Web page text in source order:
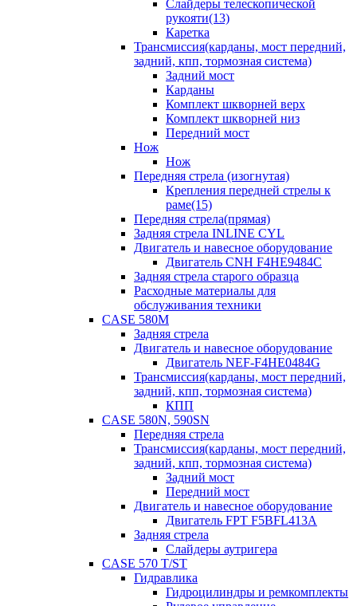
Слайдеры телескопической
рукояти(13)
Каретка
Трансмиссия(карданы, мост передний,
задний, кпп, тормозная система)
Задний мост
Карданы
Комплект шкворней верх
Комплект шкворней низ
Передний мост
Нож
Нож
Передняя стрела (изогнутая)
Крепления передней стрелы к
раме(15)
Передняя стрела(прямая)
Задняя стрела INLINE CYL
Двигатель и навесное оборудование
Двигатель CNH F4HE9484C
Задняя стрела старого образца
Расходные материалы для
обслуживания техники
CASE 580M
Задняя стрела
Двигатель и навесное оборудование
Двигатель NEF-F4HE0484G
Трансмиссия(карданы, мост передний,
задний, кпп, тормозная система)
КПП
CASE 580N, 590SN
Передняя стрела
Трансмиссия(карданы, мост передний,
задний, кпп, тормозная система)
Задний мост
Передний мост
Двигатель и навесное оборудование
Двигатель FPT F5BFL413A
Задняя стрела
Слайдеры аутригера
CASE 570 T/ST
Гидравлика
Гидроцилиндры и ремкомплекты